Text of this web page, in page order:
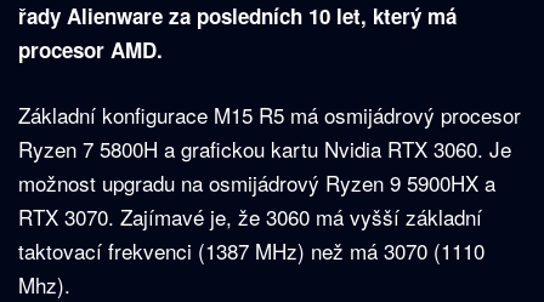
řady Alienware za posledních 10 let, který má
procesor AMD.
Základní konfigurace M15 R5 má osmijádrový procesor
Ryzen 7 5800H a grafickou kartu Nvidia RTX 3060. Je
možnost upgradu na osmijádrový Ryzen 9 5900HX a
RTX 3070. Zajímavé je, že 3060 má vyšší základní
taktovací frekvenci (1387 MHz) než má 3070 (1110
Mhz).